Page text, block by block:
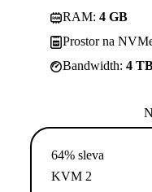
RAM: 4 GB
Prostor na
Bandwidth: 4
64% sleva
KVM 2